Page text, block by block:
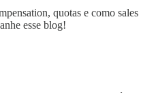
quotas e como sales
esse blog!